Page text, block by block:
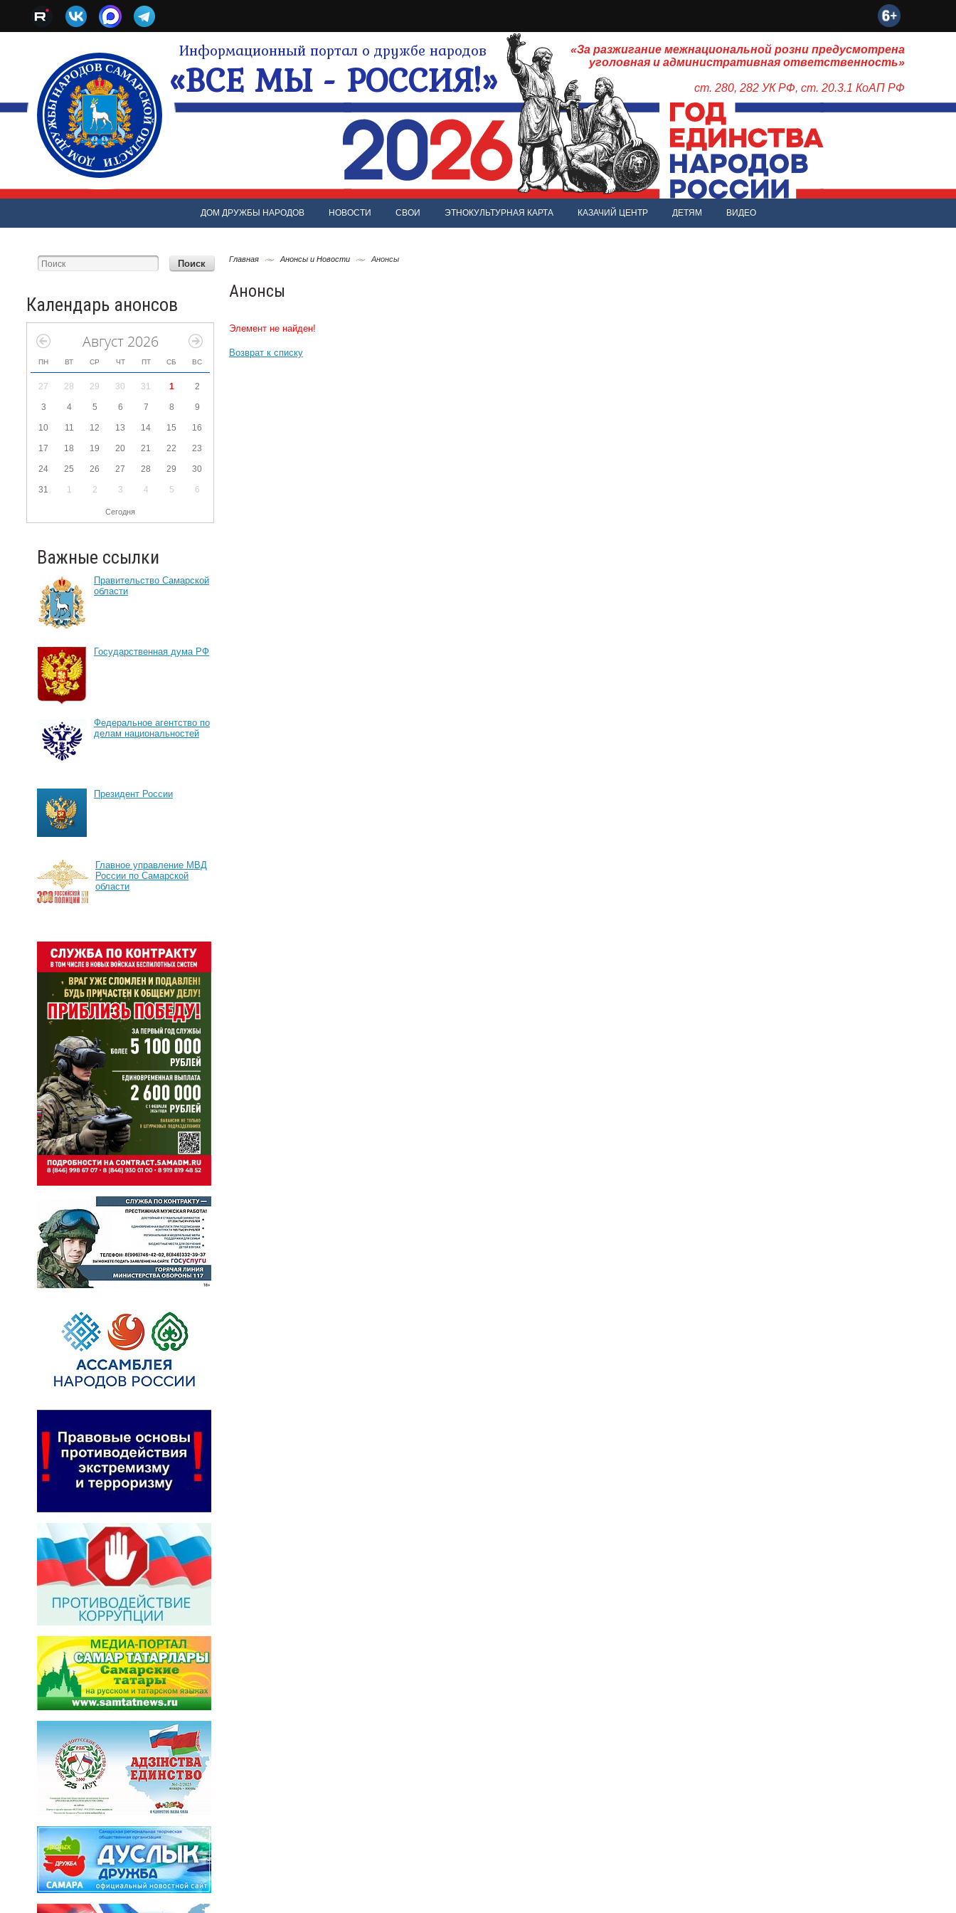
Информационный портал о дружбе народов
«ВСЕ МЫ - РОССИЯ!»
«За разжигание межнациональной розни предусмотрена
уголовная и административная ответственность»
ст. 280, 282 УК РФ, ст. 20.3.1 КоАП РФ
ДОМ ДРУЖБЫ НАРОДОВ НОВОСТИ СВОИ ЭТНОКУЛЬТУРНАЯ КАРТА КАЗАЧИЙ ЦЕНТР ДЕТЯМ ВИДЕО
Календарь анонсов
Август 2026
ПН ВТ СР ЧТ ПТ СБ ВС
27 28 29 30 31 1 2
3 4 5 6 7 8 9
10 11 12 13 14 15 16
17 18 19 20 21 22 23
24 25 26 27 28 29 30
31 1 2 3 4 5 6
Сегодня
Важные ссылки
Правительство Самарской
области
Государственная дума РФ
Федеральное агентство по
делам национальностей
Президент России
Главное управление МВД
России по Самарской
области
Главная Анонсы и Новости Анонсы
Анонсы
Элемент не найден!
Возврат к списку